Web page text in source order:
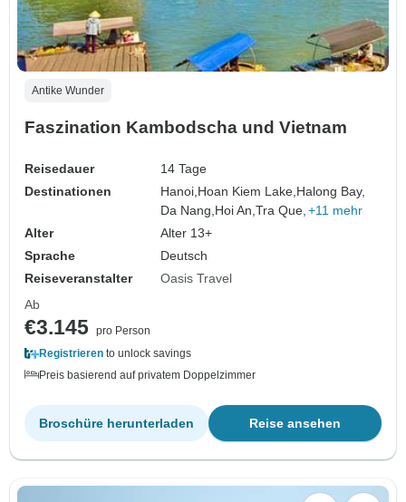
Antike Wunder
Faszination Kambodscha und Vietnam
Reisedauer
14 Tage
Destinationen
Hanoi,Hoan Kiem Lake,Halong Bay,
Da Nang,Hoi An,Tra Que, +11 mehr
Alter
Alter 13+
Sprache
Deutsch
Reiseveranstalter
Oasis Travel
Ab
€3.145 pro Person
Registrieren to unlock savings
Preis basierend auf privatem Doppelzimmer
Reise ansehen
Broschüre herunterladen